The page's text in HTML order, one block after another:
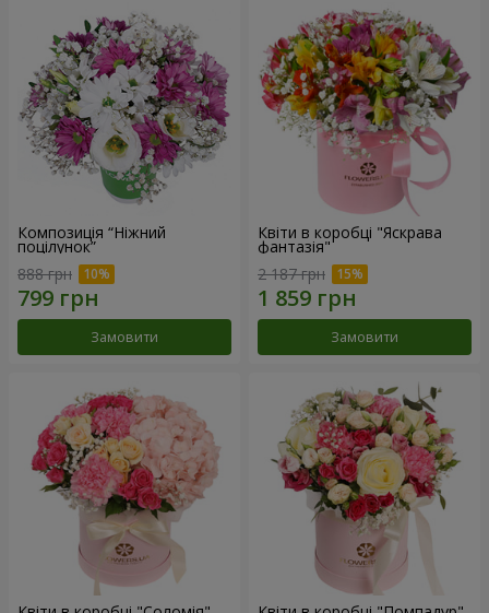
Композиція “Ніжний
поцілунок”
888 грн
Замовити
Квіти в коробці "Яскрава
фантазія"
2 187 грн
Замовити